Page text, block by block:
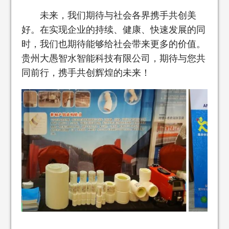
未来，我们期待与社会各界携手共创美
好。在实现企业的持续、健康、快速发展的同
时，我们也期待能够给社会带来更多的价值。
贵州大愚智水智能科技有限公司，期待与您共
同前行，携手共创辉煌的未来！